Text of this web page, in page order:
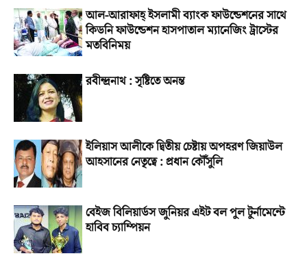
আল-আরাফাহ্‌ ইসলামী ব্যাংক ফাউন্ডেশনের সাথে
কিডনি ফাউন্ডেশন হাসপাতাল ম্যানেজিং ট্রাস্টের
মতবিনিময়
রবীন্দ্রনাথ : সৃষ্টিতে অনন্ত
ইলিয়াস আলীকে দ্বিতীয় চেষ্টায় অপহরণ জিয়াউল
আহসানের নেতৃত্বে : প্রধান কৌঁসুলি
বেইজ বিলিয়ার্ডস জুনিয়র এইট বল পুল টুর্নামেন্টে
হাবিব চ্যাম্পিয়ন